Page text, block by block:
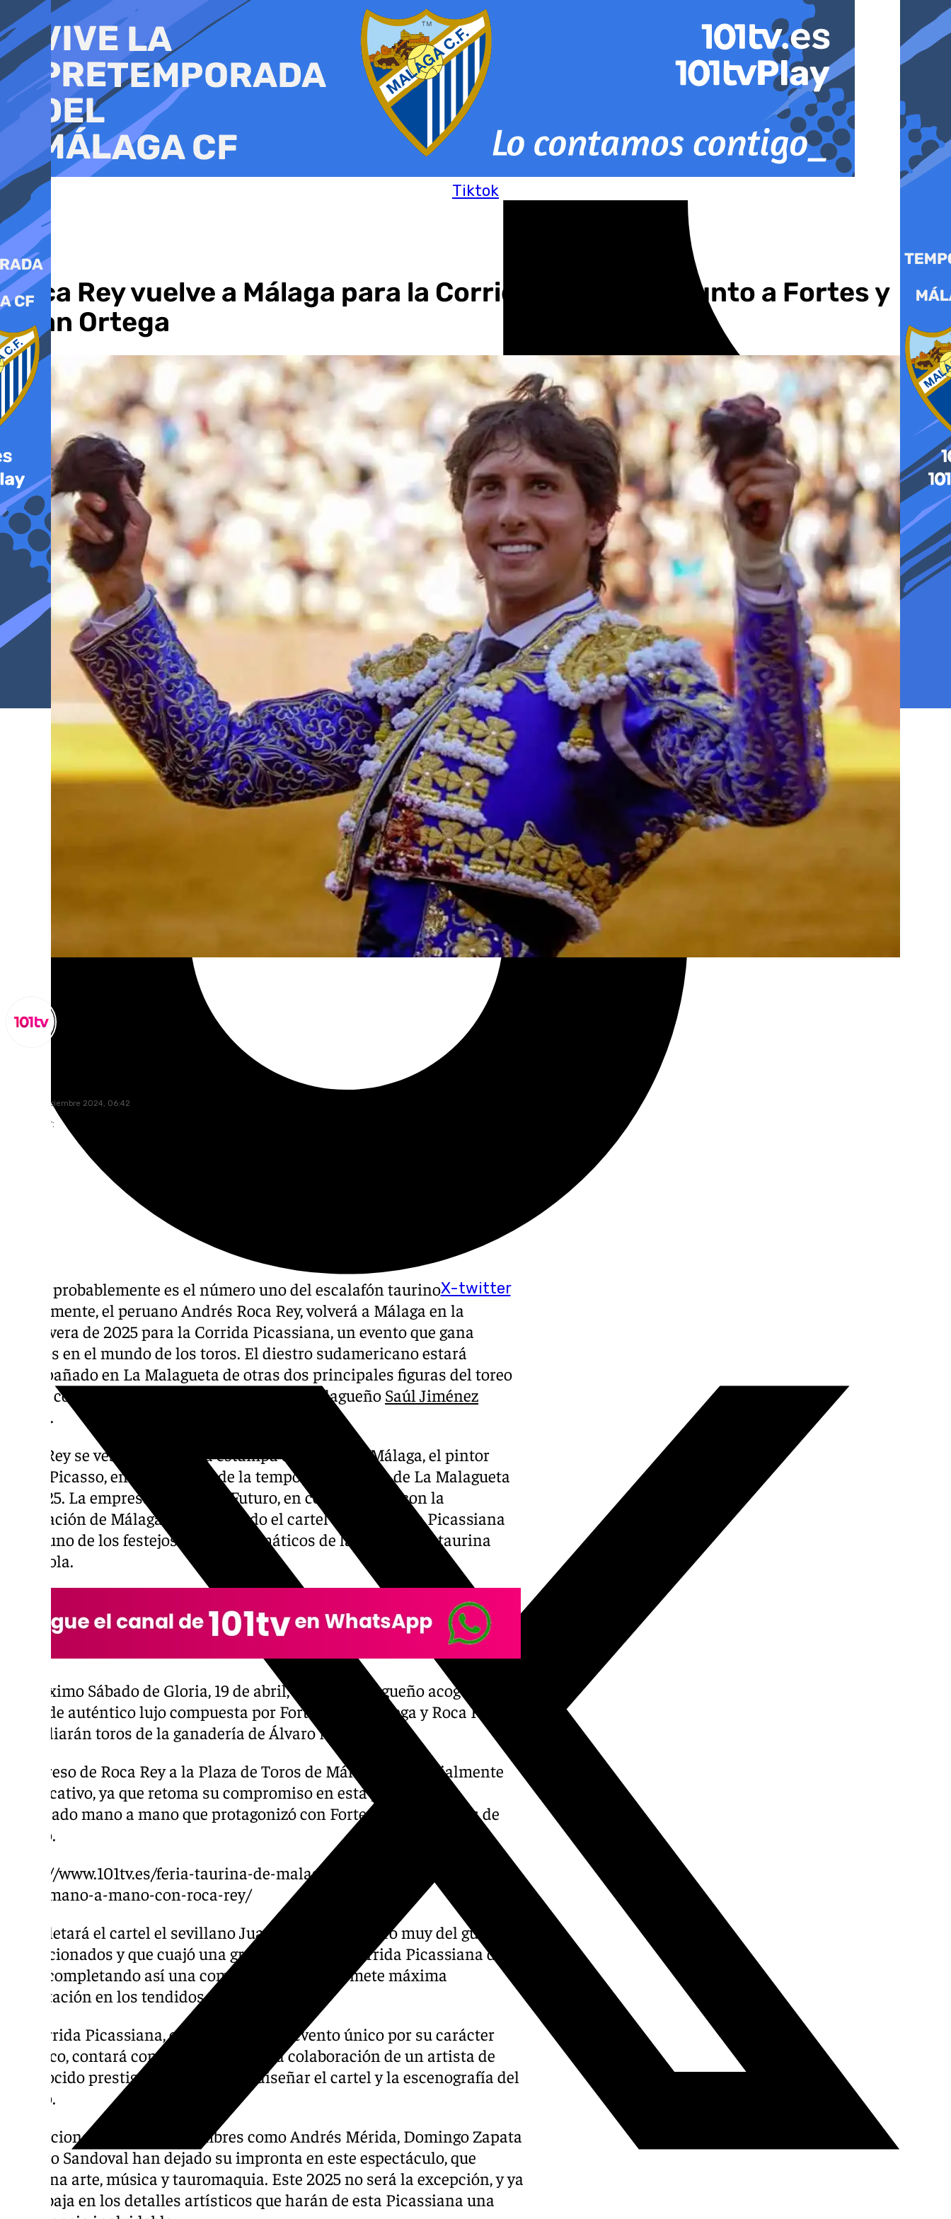
al
contenido
Tiktok
X-twitter
Roca Rey vuelve a Málaga para la Corrida Picassiana junto a Fortes y
Juan Ortega
lunes, 30 diciembre 2024, 06:42
Compartir:
El que probablemente es el número uno del escalafón taurino
actualmente, el peruano Andrés Roca Rey, volverá a Málaga en la
primavera de 2025 para la Corrida Picassiana, un evento que gana
enteros en el mundo de los toros. El diestro sudamericano estará
acompañado en La Malagueta de otras dos principales figuras del toreo
actual como el sevillano Juan Ortega y el malagueño Saúl Jiménez
.
Roca Rey se vestirá así con la estampa del genio de Málaga, el pintor
Pablo Picasso, en este avance de la temporada taurina de La Malagueta
en 2025. La empresa Lances de Futuro, en colaboración con la
Diputación de Málaga, ha anunciado el cartel de la Corrida Picassiana
2025, uno de los festejos más emblemáticos de la temporada taurina
española.
El próximo Sábado de Gloria, 19 de abril, el coso malagueño acogerá una
terna de auténtico lujo compuesta por Fortes, Juan Ortega y Roca Rey,
que lidiarán toros de la ganadería de Álvaro Núñez.
El regreso de Roca Rey a la Plaza de Toros de Málaga es especialmente
significativo, ya que retoma su compromiso en esta plaza tras el
recordado mano a mano que protagonizó con Fortes el pasado mes de
agosto.
https://www.101tv.es/feria-taurina-de-malaga-fortes-se-lleva-la-gloria-
en-el-mano-a-mano-con-roca-rey/
Completará el cartel el sevillano Juan Ortega, un torero muy del gusto de
los aficionados y que cuajó una gran faena en la Corrida Picassiana de
2023, completando así una combinación que promete máxima
expectación en los tendidos.
La Corrida Picassiana, convertida en un evento único por su carácter
artístico, contará como cada año con la colaboración de un artista de
reconocido prestigio, encargado de diseñar el cartel y la escenografía del
festejo.
En ediciones anteriores, nombres como Andrés Mérida, Domingo Zapata
o Pedro Sandoval han dejado su impronta en este espectáculo, que
combina arte, música y tauromaquia. Este 2025 no será la excepción, y ya
se trabaja en los detalles artísticos que harán de esta Picassiana una